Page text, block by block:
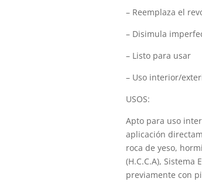
– Reemplaza el
– Disimula
– Listo para usar
– Uso interior/
USOS:
Apto para uso
aplicación
roca de yeso,
(H.C.C.A),
previamente con